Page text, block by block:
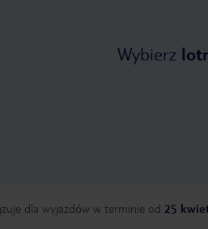
Wybierz
dla wyjazdów w terminie od 25